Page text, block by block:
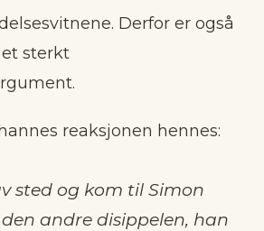
Derfor er også
sterkt
reaksjonen hennes:
sted og kom til Simon
andre disippelen, han